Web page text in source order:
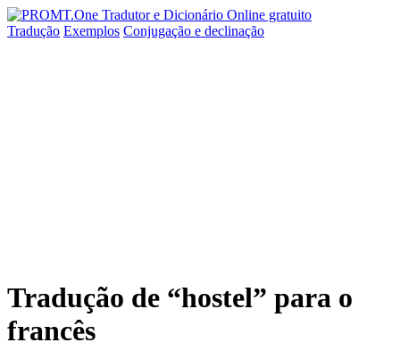
Tradução Exemplos Conjugação e declinação
Tradução de “hostel” para o
francês